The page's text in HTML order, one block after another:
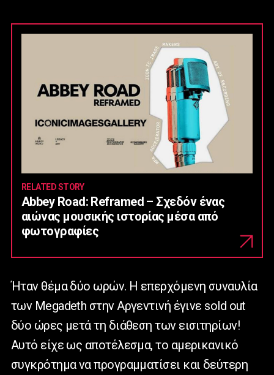
RELATED STORY
Abbey Road: Reframed – Σχεδόν ένας
αιώνας μουσικής ιστορίας μέσα από
φωτογραφίες
Ήταν θέμα δύο ωρών. Η επερχόμενη συναυλία
των Megadeth στην Αργεντινή έγινε sold out
δύο ώρες μετά τη διάθεση των εισιτηρίων!
Αυτό είχε ως αποτέλεσμα, το αμερικανικό
συγκρότημα να προγραμματίσει και δεύτερη